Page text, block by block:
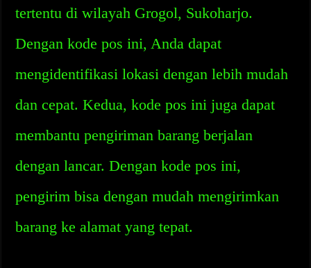
tertentu di wilayah Grogol, Sukoharjo.
Dengan kode pos ini, Anda dapat
mengidentifikasi lokasi dengan lebih mudah
dan cepat. Kedua, kode pos ini juga dapat
membantu pengiriman barang berjalan
dengan lancar. Dengan kode pos ini,
pengirim bisa dengan mudah mengirimkan
barang ke alamat yang tepat.